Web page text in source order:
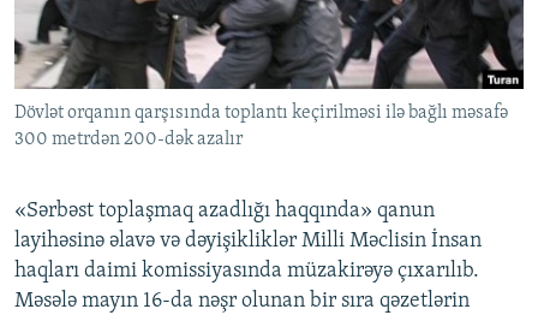
İNFOQRAFIKA
KARIKATURA
AZƏRBAYCAN ƏDƏBIYYATI KITABXANASI
İSLAM VƏ DEMOKRATIYA
İZ - MƏDƏNIYYƏT PROQRAMI
MISSIYAMIZ
PEŞƏ ETIKASI VƏ JURNALISTIKA STANDARTLARIMIZ
MATERIALLARIMIZDAN ISTIFADƏ
BIZIMLƏ ƏLAQƏ
XƏBƏR BÜLLETENLƏRIMIZ
BIZI IZLƏ
Dövlət orqanın qarşısında toplantı keçirilməsi ilə bağlı məsafə
300 metrdən 200-dək azalır
«Sərbəst toplaşmaq azadlığı haqqında» qanun
layihəsinə əlavə və dəyişikliklər Milli Məclisin İnsan
haqları daimi komissiyasında müzakirəyə çıxarılıb.
Məsələ mayın 16-da nəşr olunan bir sıra qəzetlərin